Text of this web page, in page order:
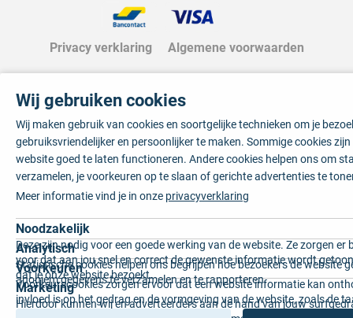
Privacy verklaring Algemene voorwaarden
Wij gebruiken cookies
Wij maken gebruik van cookies en soortgelijke technieken om je
gebruiksvriendelijker en persoonlijker te maken. Sommige cookies
website goed te laten functioneren. Andere cookies helpen ons om
verzamelen, je voorkeuren op te slaan of gerichte advertenties te
Meer informatie vind je in onze privacyverklaring
Noodzakelijk
Deze zijn nodig voor een goede werking van de website. Ze zorgen er
voor dat aan jou snel en correct de gewenste informatie wordt
dat je onze website bezoekt.
Analytisch
Statistische cookies helpen ons begrijpen hoe bezoekers de website
anoniem gegevens te verzamelen en te rapporteren.
Voorkeuren
Voorkeurscookies zorgen ervoor dat een website informatie kan
invloed is op het gedrag en de vormgeving van de website, zoals de
voorkeur of de regio waar u woont.
Marketing
Hierdoor kunnen wij en adverteerders aan de hand van jouw